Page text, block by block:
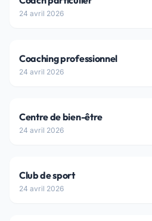
24 avril 2026
Coaching professionnel
24 avril 2026
Centre de bien-être
24 avril 2026
Club de sport
24 avril 2026